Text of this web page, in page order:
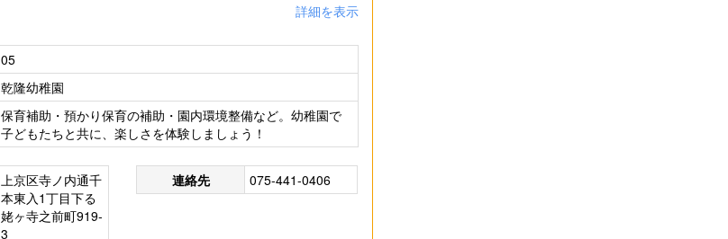
詳細を表示
05
乾隆幼稚園
保育補助・預かり保育の補助・園内環境整備など。幼稚園で
子どもたちと共に、楽しさを体験しましょう！
上京区寺ノ内通千
本東入1丁目下る
姥ヶ寺之前町919-
3
連絡先 075-441-0406